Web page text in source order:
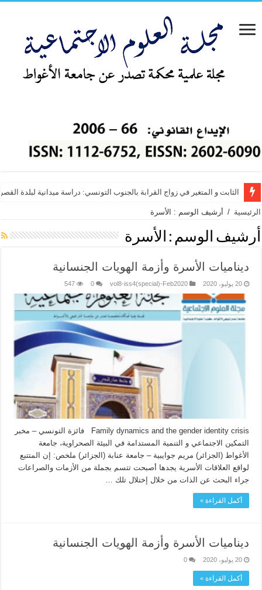
الثابت و المتغير في زواج القرابة بالجنوب التونسي: دراسة ميدانية لبلدة
دور الموارد البشرية في تطور أداء العاملين بالمدارس الخاصة الفلسطينية
الرئيسية / أرشيف الوسم : الأسرة
أرشيف الوسم : الأسرة
ديناميات الأسرة وأزمة الهويات الجنسانية
20 يوليو، 2020 vol8-iss4(special)-Feb2020
0
547
Family dynamics and the gender identity crisis فائزة التونسي – مخبر
التمكين الاجتماعي و التنمية المستدامة في البيئة الصحراوية، جامعة
الأغواط (الجزائر) مريم جوايبية – جامعة عنابة (الجزائر) ملخص: إن المتتبع
لواقع العلاقات الأسرية يجدها أصبحت تتسم بجملة من الأزمات والصراعات
جراء البحث عن الذات من خلال إختلال تلك …
أكمل القراءة »
ديناميات الأسرة وأزمة الهويات الجنسانية
20 يوليو، 2020 0
أكمل القراءة »